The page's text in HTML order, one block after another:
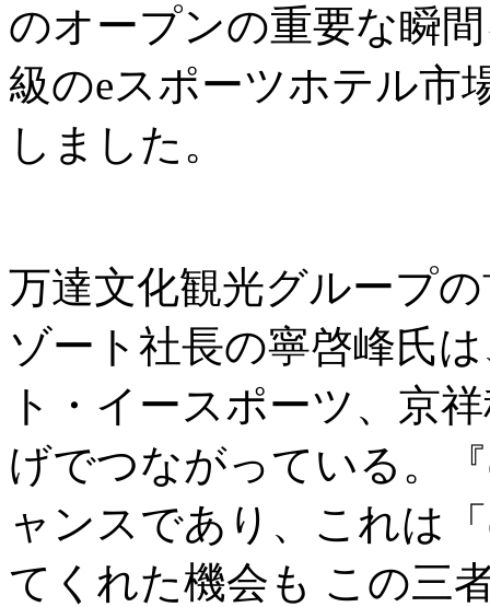
のオープンの重要な瞬
級のeスポーツホテル市
しました。
万達文化観光グループ
ゾート社長の寧啓峰氏
ト・イースポーツ、京
げでつながっている。
ャンスであり、これは
てくれた機会も この三